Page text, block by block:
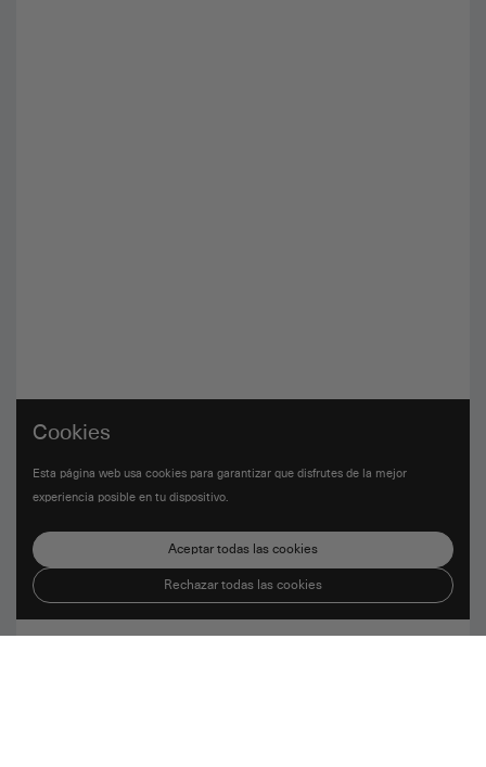
Cookies
Esta página web usa cookies para garantizar que disfrutes de la mejor
experiencia posible en tu dispositivo.
Aceptar todas las cookies
Rechazar todas las cookies